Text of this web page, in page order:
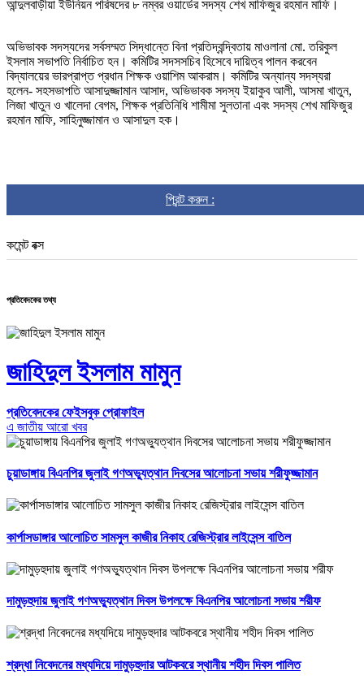
আন্দুলবাড়ীয়া ইউনিয়ন পরিষদের ৮ নম্বর ওয়ার্ডের সদস্য শেখ মাফিজুর রহমান মাফি।
অভিভাবক সদস্যদের সর্বসম্মত সিদ্ধান্তে বিনা প্রতিদ্বন্দ্বিতায় মাওলানা মো. তরিকুল
ইসলাম সভাপতি নির্বাচিত হন। কমিটির সদসসচিব হিসেবে দায়িত্ব পালন করবেন
বিদ্যালয়ের ভারপ্রাপ্ত প্রধান শিক্ষক ওয়াশিম আকরাম। কমিটির অন্যান্য সদস্যরা
হলেন- সহসভাপতি আসাদুজ্জামান আসাদ, অভিভাবক সদস্য ইয়াকুব আলী, আসমা খাতুন,
লিজা খাতুন ও খালেদা বেগম, শিক্ষক প্রতিনিধি শামীমা সুলতানা এবং সদস্য শেখ মাফিজুর
রহমান মাফি, সাহিনুজ্জামান ও আসাদুল হক।
প্রিন্ট করুন :
কমেন্ট বক্স
প্রতিবেদকের তথ্য
জাহিদুল ইসলাম মামুন
প্রতিবেদকের ফেইসবুক প্রোফাইল
এ জাতীয় আরো খবর
চুয়াডাঙ্গায় বিএনপির জুলাই গণঅভ্যুত্থান দিবসের আলোচনা সভায় শরীফুজ্জামান
কার্পাসডাঙ্গার আলোচিত সামসুল কাজীর নিকাহ রেজিস্ট্রার লাইসেন্স বাতিল
দামুড়হুদায় জুলাই গণঅভ্যুত্থান দিবস উপলক্ষে বিএনপির আলোচনা সভায় শরীফ
শ্রদ্ধা নিবেদনের মধ্যদিয়ে দামুড়হুদার আটকবরে স্থানীয় শহীদ দিবস পালিত